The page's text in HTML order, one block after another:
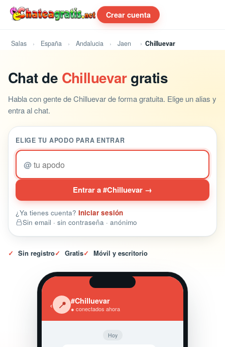
Crear cuenta
Salas España Andalucia Jaen Chilluevar
Chat de Chilluevargratis
Habla con gente de Chilluevar de forma gratuita. Elige un alias y
entra al chat.
ELIGE TU APODO PARA ENTRAR
@
Entrar a #Chilluevar →
¿Ya tienes cuenta? Iniciar sesión
Sin email · sin contraseña · anónimo
✓ Sin registro✓ Gratis✓ Móvil y escritorio
‹ 📍 #Chilluevar
● conectados ahora
Hoy